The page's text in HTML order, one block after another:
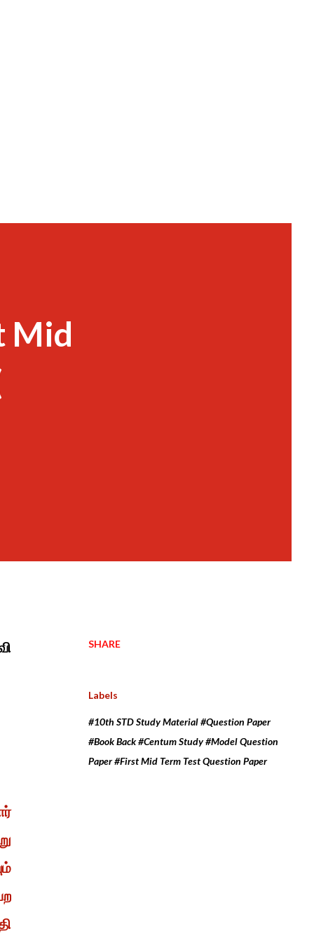
Mid
SHARE
Labels
#10th STD Study Material #Question Paper
#Book Back #Centum Study #Model Question
Paper #First Mid Term Test Question Paper